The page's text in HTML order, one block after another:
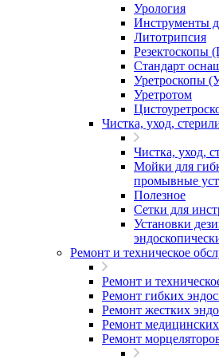
Урология
Инструменты
Литотрипсия
Резектоскопы
Стандарт
Уретроскопы
Уретротом
Чистка, уход,
Чистка, уход,
Мойки для
промывные
Полезное
Сетки для
Установки
Ремонт и техническое
Ремонт и
Ремонт гибких
Ремонт жестких
Ремонт
Ремонт